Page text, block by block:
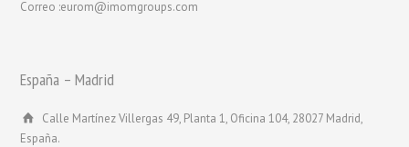
Correo :eurom@imomgroups.com
España – Madrid
Calle Martínez Villergas 49, Planta 1, Oficina 104, 28027 Madrid,
España.